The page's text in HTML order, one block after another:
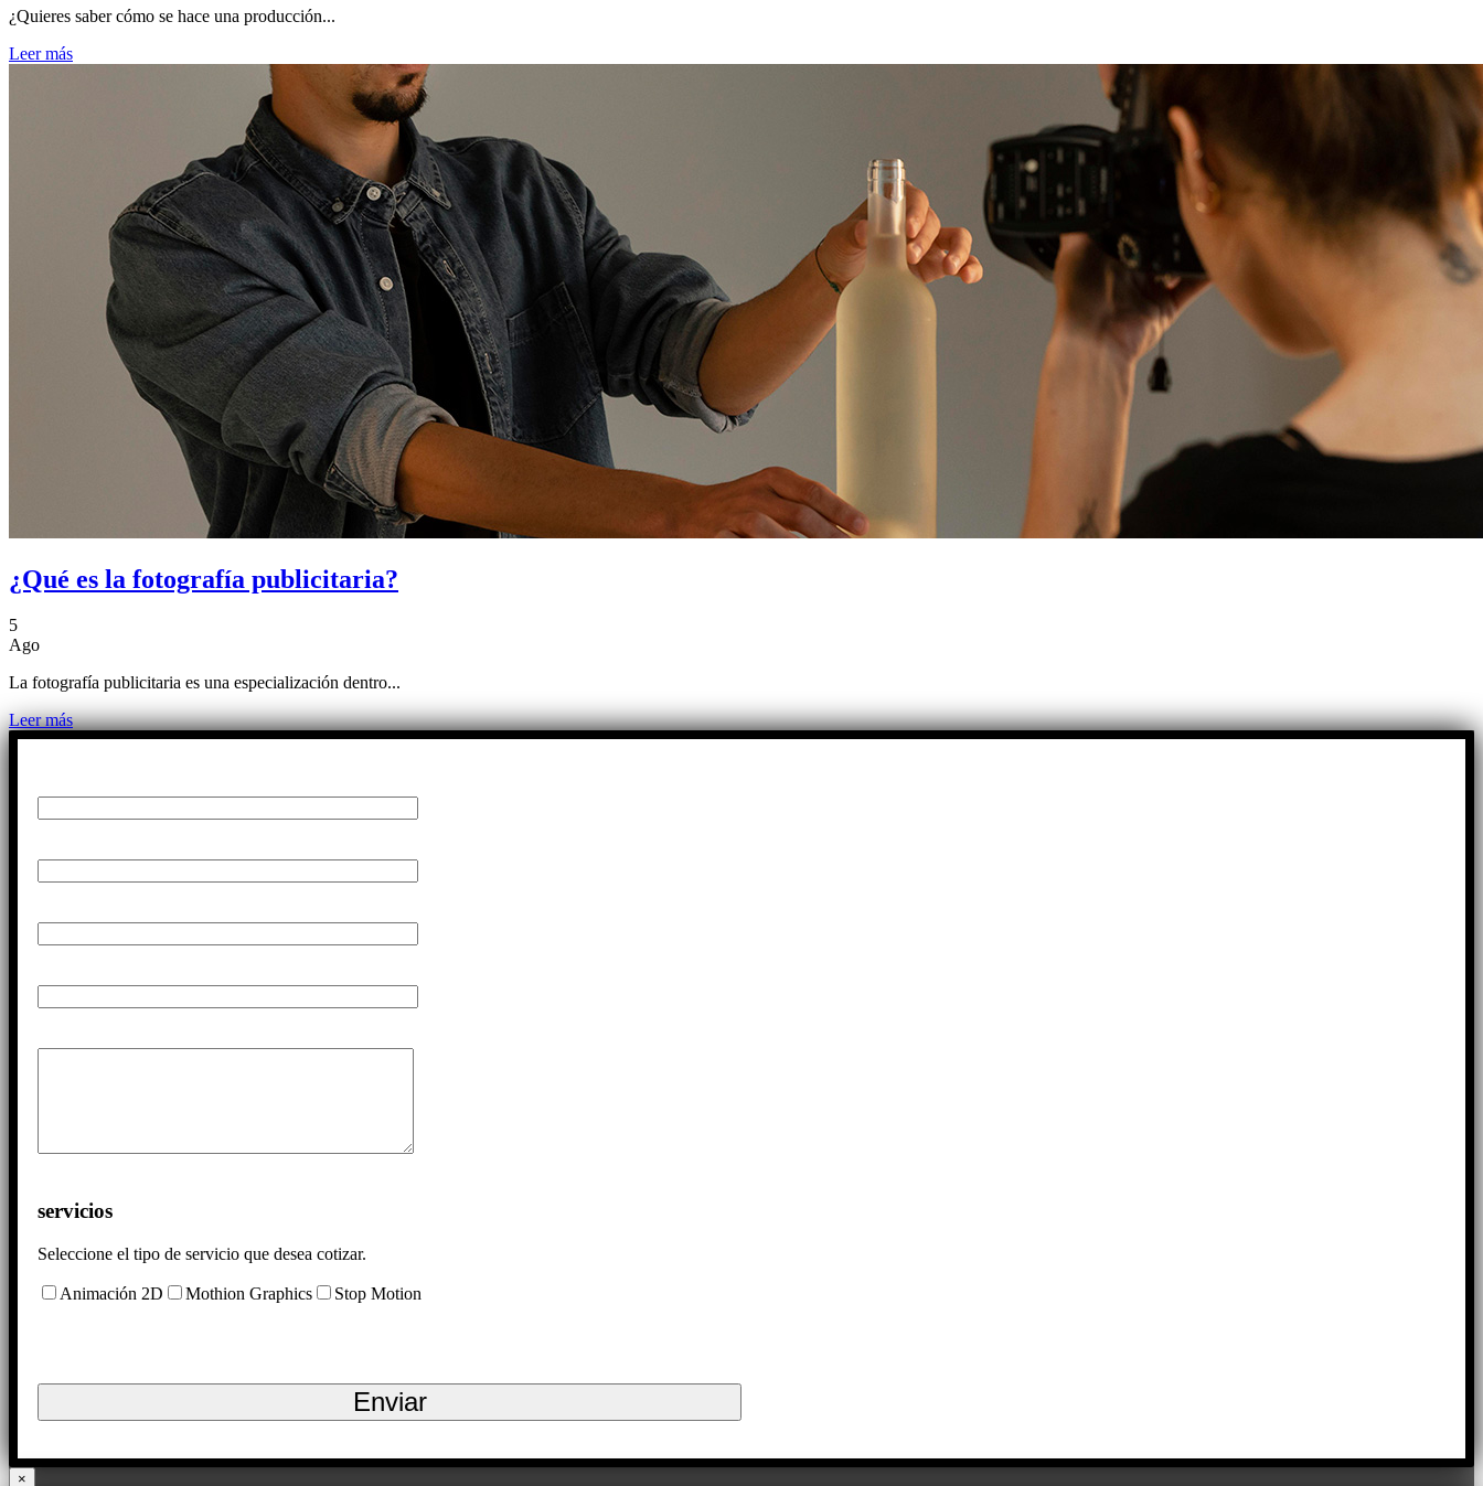
¿Quieres saber cómo se hace una producción...
Leer más
¿Qué es la fotografía publicitaria?
5
Ago
La fotografía publicitaria es una especialización dentro...
Leer más
servicios
Seleccione el tipo de servicio que desea cotizar.
Animación 2D Mothion Graphics Stop Motion
×